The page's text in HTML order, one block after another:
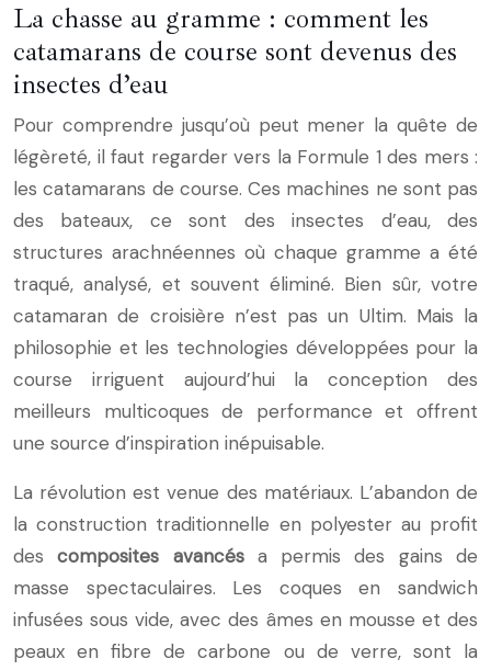
La chasse au gramme : comment les
catamarans de course sont devenus des
insectes d’eau
Pour comprendre jusqu’où peut mener la quête de
légèreté, il faut regarder vers la Formule 1 des mers :
les catamarans de course. Ces machines ne sont pas
des bateaux, ce sont des insectes d’eau, des
structures arachnéennes où chaque gramme a été
traqué, analysé, et souvent éliminé. Bien sûr, votre
catamaran de croisière n’est pas un Ultim. Mais la
philosophie et les technologies développées pour la
course irriguent aujourd’hui la conception des
meilleurs multicoques de performance et offrent
une source d’inspiration inépuisable.
La révolution est venue des matériaux. L’abandon de
la construction traditionnelle en polyester au profit
descomposites avancésa permis des gains de
masse spectaculaires. Les coques en sandwich
infusées sous vide, avec des âmes en mousse et des
peaux en fibre de carbone ou de verre, sont la